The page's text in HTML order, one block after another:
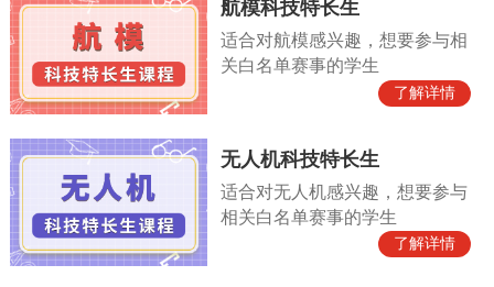
航模科技特长生
适合对航模感兴趣，想要参与相
关白名单赛事的学生
了解详情
无人机科技特长生
适合对无人机感兴趣，想要参与
相关白名单赛事的学生
了解详情